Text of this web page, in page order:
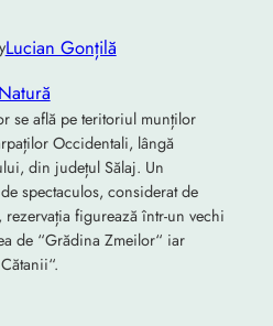
Lucian Gonțilă
se află pe teritoriul munților
Occidentali, lângă
din județul Sălaj. Un
spectaculos, considerat de
figurează într-un vechi
de “Grădina Zmeilor“ iar